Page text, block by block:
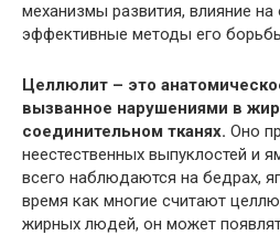
механизмы развития, влияние на
эффективные методы его
Целлюлит – это
вызванное нарушениями в
соединительном тканях. Оно
неестественных выпуклостей и
всего наблюдаются на бедрах,
время как многие считают
жирных людей, он может